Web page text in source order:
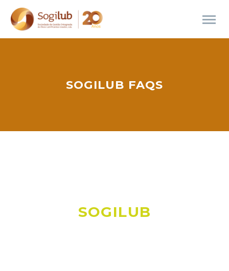
SOGILUB FAQS
SOGILUB